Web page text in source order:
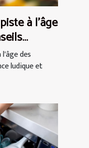
à l'âge
des
ludique et